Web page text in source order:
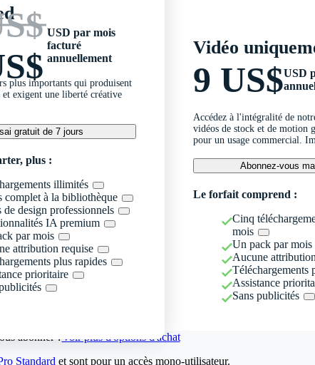
USD par mois
facturé
annuellement
plus importants qui produisent
et exigent une liberté créative
gratuit de 7 jours
plus :
illimités
complet à la bibliothèque
de design professionnels
IA premium
par mois
attribution requise
plus rapides
prioritaire
Vidéo
9 US$USD
Accédez à l'intégralité de
vidéos de stock et de motion
pour un usage commercial.
Abonnez-vous
Le forfait comprend :
Cinq
mois
Un pack par mois
Aucune
Téléchargements
Assistance
Sans publicités
abonner ?Voir plus d'options d'achat
Standard et sont pour un accès mono-utilisateur.